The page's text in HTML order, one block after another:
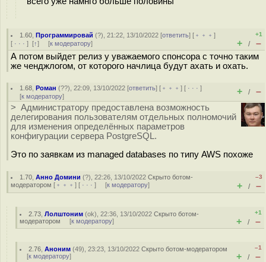
1.60 ,Программировай (?), 21:22, 13/10/2022 [ответить] [ ﹢﹢﹢]
[ · · · ] [↑] [к модератору]
+1
+ / –
А потом выйдет релиз у уважаемого спонсора с точно таким
же ченджлогом, от которого начлица будут ахать и охать.
1.68 ,Роман (??), 22:09, 13/10/2022 [ответить] [ ﹢﹢﹢] [ · · ·]
[к модератору] + / –
> Администратору предоставлена возможность
делегирования пользователям отдельных полномочий
для изменения определённых параметров
конфигурации сервера PostgreSQL.
Это по заявкам из managed databases по типу AWS похоже
1.70 ,Анно Домини (?), 22:26, 13/10/2022Скрыто ботом-
модератором [ ﹢﹢﹢ ] [ · · · ] [к модератору]
–3
+ / –
2.73 ,Лолштоним (ok), 22:36, 13/10/2022Скрыто ботом-
модератором [к модератору]
+1
+ / –
2.76 ,Аноним (49), 23:23, 13/10/2022Скрыто ботом-модератором
[к модератору]
–1
+ / –